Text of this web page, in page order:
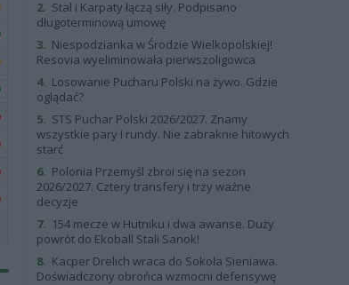
2. Stal i Karpaty łączą siły. Podpisano
długoterminową umowę
3. Niespodzianka w Środzie Wielkopolskiej!
Resovia wyeliminowała pierwszoligowca
4. Losowanie Pucharu Polski na żywo. Gdzie
oglądać?
5. STS Puchar Polski 2026/2027. Znamy
wszystkie pary I rundy. Nie zabraknie hitowych
starć
6. Polonia Przemyśl zbroi się na sezon
2026/2027. Cztery transfery i trzy ważne
decyzje
7. 154 mecze w Hutniku i dwa awanse. Duży
powrót do Ekoball Stali Sanok!
8. Kacper Drelich wraca do Sokoła Sieniawa.
Doświadczony obrońca wzmocni defensywę